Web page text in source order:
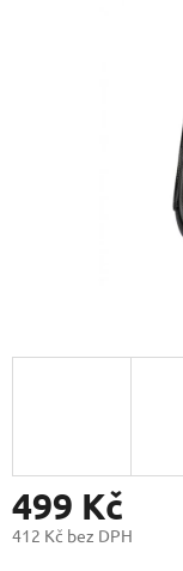
499 Kč
412 Kč bez DPH